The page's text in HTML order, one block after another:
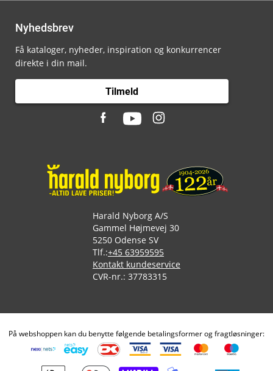
Nyhedsbrev
Få kataloger, nyheder, inspiration og konkurrencer
direkte i din mail.
Tilmeld
Harald Nyborg A/S
Gammel Højmevej 30
5250 Odense SV
Tlf.:+45 63959595
Kontakt kundeservice
CVR-nr.: 37783315
På webshoppen kan du benytte følgende betalingsformer og fragtløsninger: